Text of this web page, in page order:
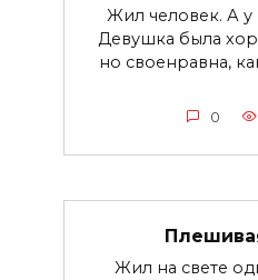
Жил человек. А у
Девушка была
но своенравна,
0
Жил на свете